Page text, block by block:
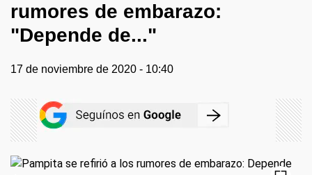
rumores de embarazo:
"Depende de..."
17 de noviembre de 2020 - 10:40